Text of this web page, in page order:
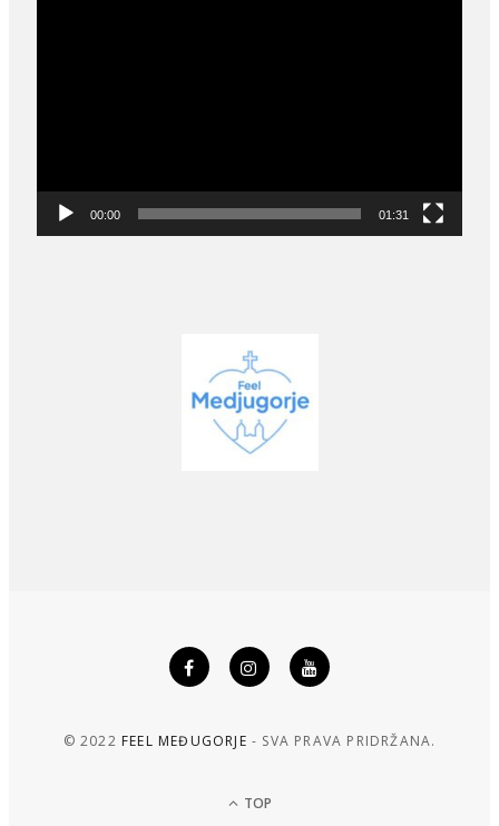
00:00 01:31
© 2022 FEEL MEĐUGORJE - SVA PRAVA PRIDRŽANA.
TOP